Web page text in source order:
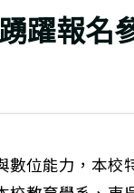
躍報名
位能力，本校